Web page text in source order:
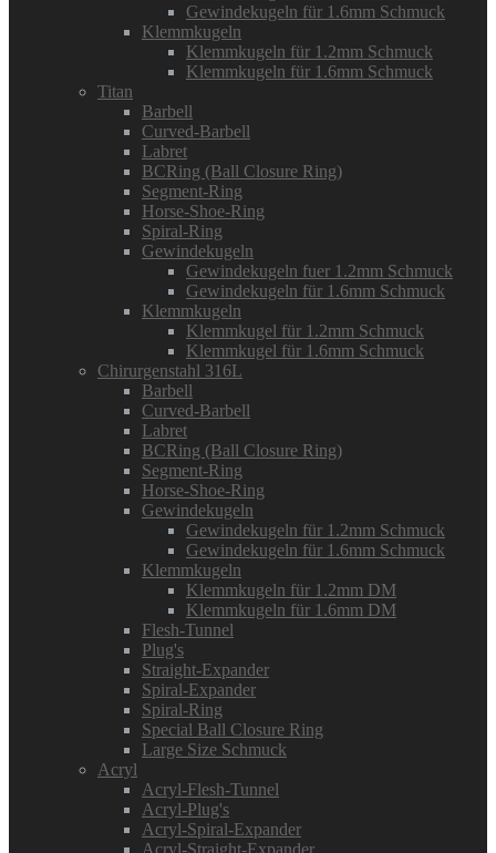
Gewindekugeln für 1.6mm Schmuck
Klemmkugeln
Klemmkugeln für 1.2mm Schmuck
Klemmkugeln für 1.6mm Schmuck
Titan
Barbell
Curved-Barbell
Labret
BCRing (Ball Closure Ring)
Segment-Ring
Horse-Shoe-Ring
Spiral-Ring
Gewindekugeln
Gewindekugeln fuer 1.2mm Schmuck
Gewindekugeln für 1.6mm Schmuck
Klemmkugeln
Klemmkugel für 1.2mm Schmuck
Klemmkugel für 1.6mm Schmuck
Chirurgenstahl 316L
Barbell
Curved-Barbell
Labret
BCRing (Ball Closure Ring)
Segment-Ring
Horse-Shoe-Ring
Gewindekugeln
Gewindekugeln für 1.2mm Schmuck
Gewindekugeln für 1.6mm Schmuck
Klemmkugeln
Klemmkugeln für 1.2mm DM
Klemmkugeln für 1.6mm DM
Flesh-Tunnel
Plug's
Straight-Expander
Spiral-Expander
Spiral-Ring
Special Ball Closure Ring
Large Size Schmuck
Acryl
Acryl-Flesh-Tunnel
Acryl-Plug's
Acryl-Spiral-Expander
Acryl-Straight-Expander